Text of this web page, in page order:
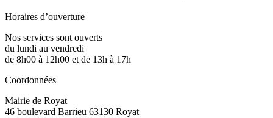
Horaires d’ouverture
Nos services sont ouverts
du lundi au vendredi
de 8h00 à 12h00 et de 13h à 17h
Coordonnées
Mairie de Royat
46 boulevard Barrieu 63130 Royat